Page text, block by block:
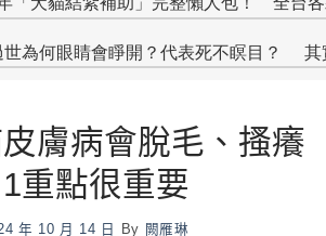
膚病會脫毛、搔
重點很重要
年 10 月 14 日 By 闕雁琳